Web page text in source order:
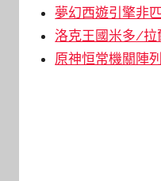
夢幻西遊引擎非
洛克王國米多/
原神恒常機關陣